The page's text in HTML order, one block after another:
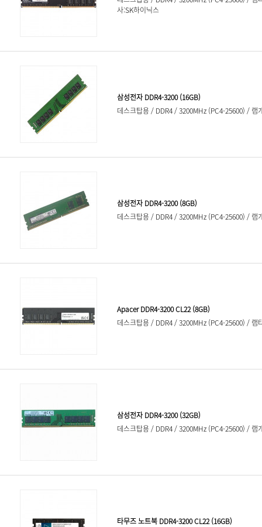
192GB
512GB